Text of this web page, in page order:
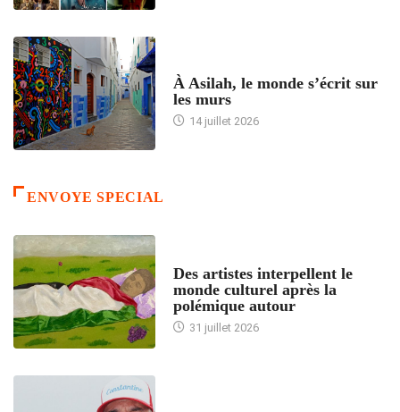
À Asilah, le monde s’écrit sur
les murs
14 juillet 2026
ENVOYE SPECIAL
Des artistes interpellent le
monde culturel après la
polémique autour
31 juillet 2026